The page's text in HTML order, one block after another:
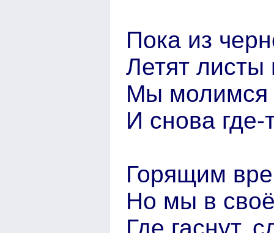
Пока из
Летят
Мы молимся
И снова
Горящим
Но мы в
Где гаснут,